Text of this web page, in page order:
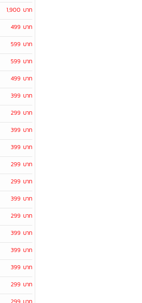
1,900 บาท
499 บาท
599 บาท
599 บาท
499 บาท
399 บาท
299 บาท
399 บาท
399 บาท
299 บาท
299 บาท
399 บาท
299 บาท
399 บาท
399 บาท
399 บาท
299 บาท